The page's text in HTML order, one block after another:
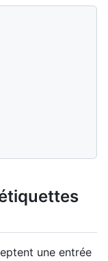
une entrée